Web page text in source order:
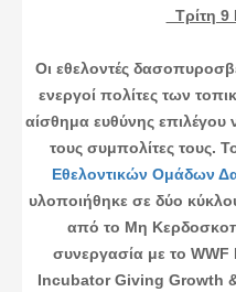
Τρίτη 9
Οι εθελοντές
ενεργοί πολίτες των
αίσθημα ευθύνης
τους συμπολίτες τους.
Εθελοντικών Ομάδων
υλοποιήθηκε σε δύο
από το Μη
συνεργασία με το WWF
Incubator Giving Growth